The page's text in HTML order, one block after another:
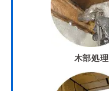
木部処理